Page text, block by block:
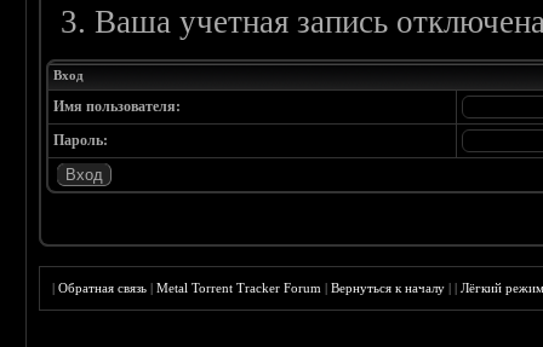
Ваша учетная запись
Вход
Имя пользователя:
Пароль:
|Обратная связь |Metal Torrent Tracker Forum |Вернуться к началу ||Лёгкий